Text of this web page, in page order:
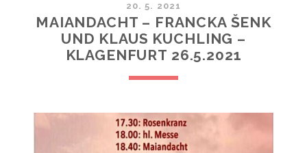
20. 5. 2021
MAIANDACHT – FRANCKA ŠENK
UND KLAUS KUCHLING –
KLAGENFURT 26.5.2021